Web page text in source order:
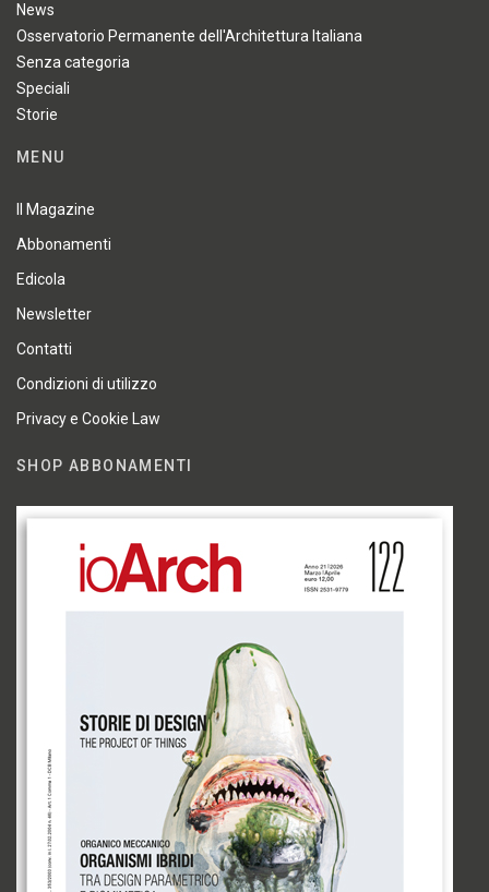
News
Osservatorio Permanente dell'Architettura Italiana
Senza categoria
Speciali
Storie
MENU
Il Magazine
Abbonamenti
Edicola
Newsletter
Contatti
Condizioni di utilizzo
Privacy e Cookie Law
SHOP ABBONAMENTI